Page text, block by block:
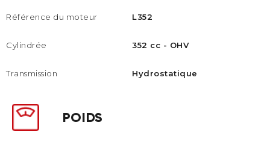
Référence du moteur
Cylindrée
Transmission
L352
352 cc - OHV
Hydrostatique
POIDS